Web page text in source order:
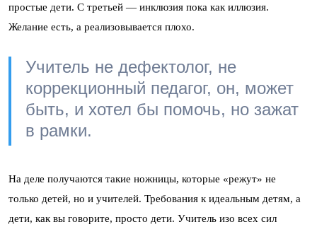
простые дети. С третьей — инклюзия пока как иллюзия.
Желание есть, а реализовывается плохо.
Учитель не дефектолог, не
коррекционный педагог, он, может
быть, и хотел бы помочь, но зажат
в рамки.
На деле получаются такие ножницы, которые «режут» не
только детей, но и учителей. Требования к идеальным детям, а
дети, как вы говорите, просто дети. Учитель изо всех сил